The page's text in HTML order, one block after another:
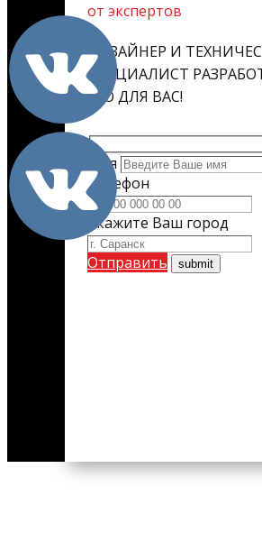
от экспертов
ДИЗАЙНЕР И
СПЕЦИАЛИСТ
ЕГО ДЛЯ ВАС!
Имя
Телефон
Укажите Ваш город
Отправить